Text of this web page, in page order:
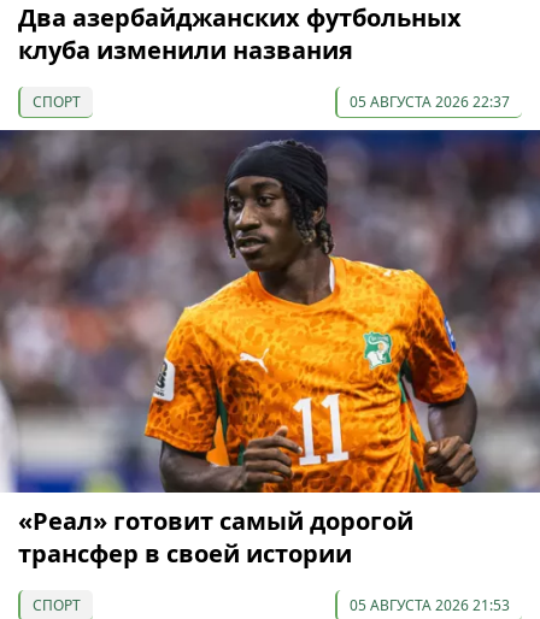
Два азербайджанских футбольных
клуба изменили названия
СПОРТ 05 АВГУСТА 2026 22:37
«Реал» готовит самый дорогой
трансфер в своей истории
СПОРТ 05 АВГУСТА 2026 21:53